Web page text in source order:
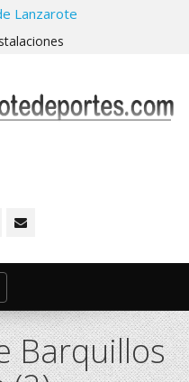
Lanzarote
Barquillos